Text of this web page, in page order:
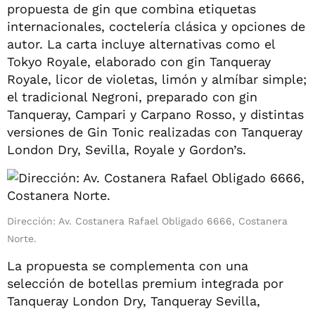
propuesta de gin que combina etiquetas
internacionales, coctelería clásica y opciones de
autor. La carta incluye alternativas como el
Tokyo Royale, elaborado con gin Tanqueray
Royale, licor de violetas, limón y almíbar simple;
el tradicional Negroni, preparado con gin
Tanqueray, Campari y Carpano Rosso, y distintas
versiones de Gin Tonic realizadas con Tanqueray
London Dry, Sevilla, Royale y Gordon’s.
Dirección: Av. Costanera Rafael Obligado 6666, Costanera
Norte.
La propuesta se complementa con una
selección de botellas premium integrada por
Tanqueray London Dry, Tanqueray Sevilla,